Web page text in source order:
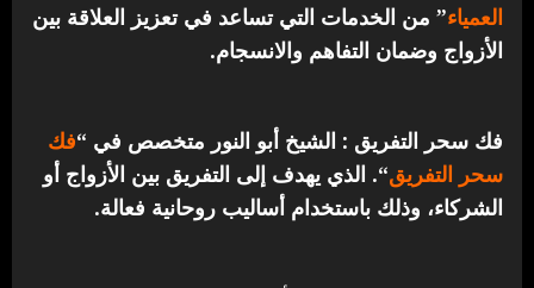
العمياء” من الخدمات التي تساعد في تعزيز العلاقة بين
الأزواج وضمان التفاهم والانسجام.
فك سحر التفريق : الشيخ أبو النور متخصص في “فك
سحر التفريق“. الذي يهدف إلى التفريق بين الأزواج أو
الشركاء، وذلك باستخدام أساليب روحانية فعالة.